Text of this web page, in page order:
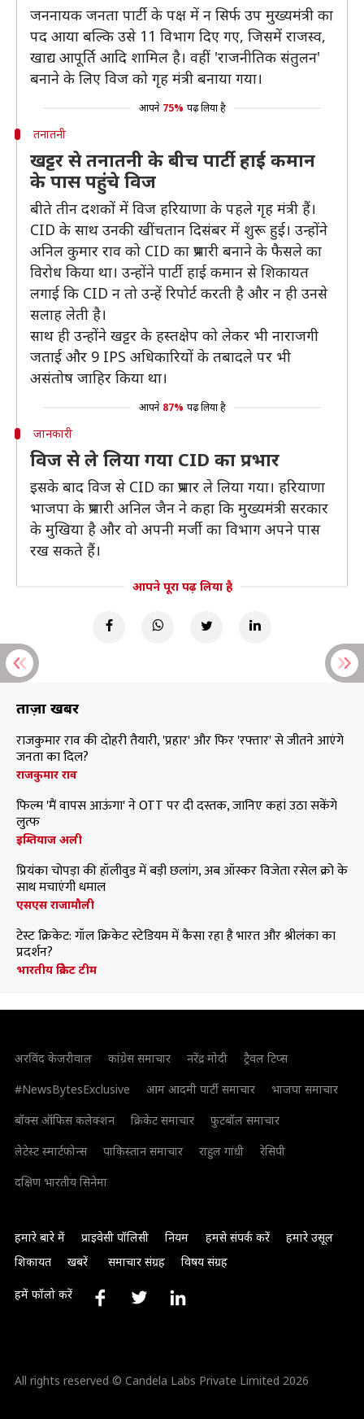
जननायक जनता पार्टी के पक्ष में न सिर्फ उप मुख्यमंत्री का
पद आया बल्कि उसे 11 विभाग दिए गए, जिसमें राजस्व,
खाद्य आपूर्ति आदि शामिल है। वहीं 'राजनीतिक संतुलन'
बनाने के लिए विज को गृह मंत्री बनाया गया।
आपने 75% पढ़ लिया है
तनातनी
खट्टर से तनातनी के बीच पार्टी हाई कमान
के पास पहुंचे विज
बीते तीन दशकों में विज हरियाणा के पहले गृह मंत्री हैं।
CID के साथ उनकी खींचतान दिसंबर में शुरू हुई। उन्होंने
अनिल कुमार राव को CID का प्रभारी बनाने के फैसले का
विरोध किया था। उन्होंने पार्टी हाई कमान से शिकायत
लगाई कि CID न तो उन्हें रिपोर्ट करती है और न ही उनसे
सलाह लेती है।
साथ ही उन्होंने खट्टर के हस्तक्षेप को लेकर भी नाराजगी
जताई और 9 IPS अधिकारियों के तबादले पर भी
असंतोष जाहिर किया था।
आपने 87% पढ़ लिया है
जानकारी
विज से ले लिया गया CID का प्रभार
इसके बाद विज से CID का प्रभार ले लिया गया। हरियाणा
भाजपा के प्रभारी अनिल जैन ने कहा कि मुख्यमंत्री सरकार
के मुखिया है और वो अपनी मर्जी का विभाग अपने पास
रख सकते हैं।
आपने पूरा पढ़ लिया है
ताज़ा खबरें
राजकुमार राव की दोहरी तैयारी, 'प्रहार' और फिर 'रफ्तार' से जीतने आएंगे
जनता का दिल?
राजकुमार राव
फिल्म 'मैं वापस आऊंगा' ने OTT पर दी दस्तक, जानिए कहां उठा सकेंगे
लुत्फ
इम्तियाज अली
प्रियंका चोपड़ा की हॉलीवुड में बड़ी छलांग, अब ऑस्कर विजेता रसेल क्रो के
साथ मचाएंगी धमाल
एसएस राजामौली
टेस्ट क्रिकेट: गॉल क्रिकेट स्टेडियम में कैसा रहा है भारत और श्रीलंका का
प्रदर्शन?
भारतीय क्रिकेट टीम
अरविंद केजरीवाल कांग्रेस समाचार नरेंद्र मोदी
ट्रैवल टिप्स
#NewsBytesExclusive
आम आदमी पार्टी समाचार
भाजपा समाचार
बॉक्स ऑफिस कलेक्शन
क्रिकेट समाचार
फुटबॉल समाचार
लेटेस्ट स्मार्टफोन्स
पाकिस्तान समाचार राहुल गांधी
रेसिपी
दक्षिण भारतीय सिनेमा
हमारे बारे में प्राइवेसी पॉलिसी नियम हमसे संपर्क करें
हमारे उसूल
शिकायत
खबरें समाचार संग्रह विषय संग्रह
हमें फॉलो करें
All rights reserved © Candela Labs Private Limited 2026